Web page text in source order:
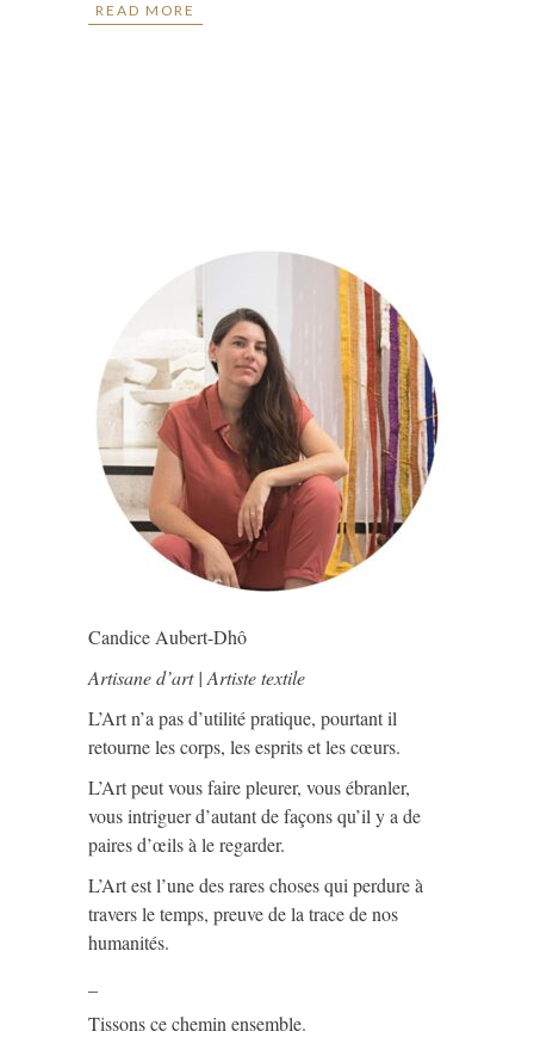
READ MORE
Candice Aubert-Dhô
Artisane d’art | Artiste textile
L’Art n’a pas d’utilité pratique, pourtant il
retourne les corps, les esprits et les cœurs.
L’Art peut vous faire pleurer, vous ébranler,
vous intriguer d’autant de façons qu’il y a de
paires d’œils à le regarder.
L’Art est l’une des rares choses qui perdure à
travers le temps, preuve de la trace de nos
humanités.
Tissons ce chemin ensemble.